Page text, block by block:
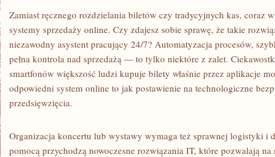
Zamiast ręcznego rozdzielania biletów czy tradycyjnych kas, coraz
systemy sprzedaży online. Czy zdajesz sobie sprawę, że takie
niezawodny asystent pracujący 24/7? Automatyzacja procesów,
pełna kontrola nad sprzedażą — to tylko niektóre z zalet.
smartfonów większość ludzi kupuje bilety właśnie przez aplikacje
odpowiedni system online to jak postawienie na technologiczne
przedsięwzięcia.
Organizacja koncertu lub wystawy wymaga też sprawnej logistyki i
pomocą przychodzą nowoczesne rozwiązania IT, które pozwalają